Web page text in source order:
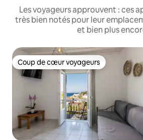
Les voyageurs approuvent : ces
très bien notés pour leur
et bien plus
Coup de cœur voyageurs
Coup de cœur voyageurs